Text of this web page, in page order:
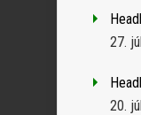
27.
20.